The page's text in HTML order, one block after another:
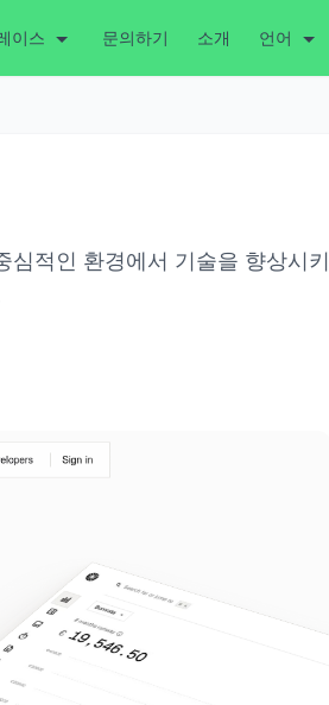
이스 문의하기 소개 언어
적인 환경에서 기술을 향상시키